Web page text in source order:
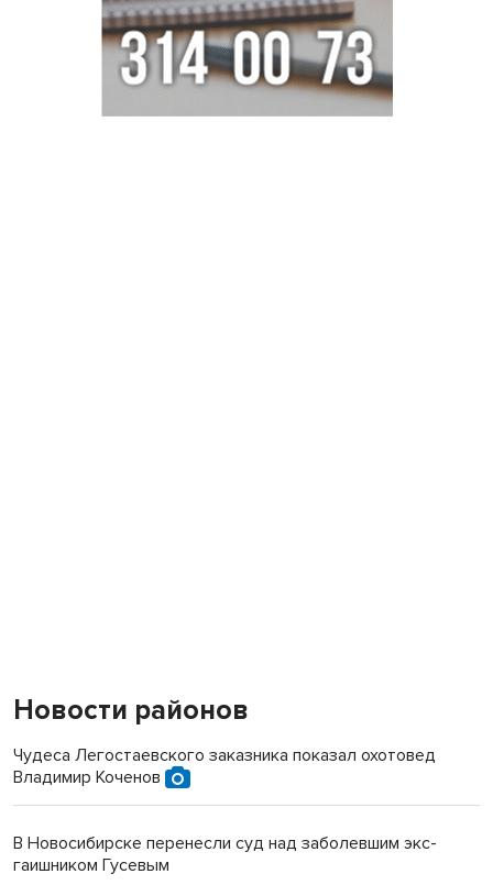
Новости районов
Чудеса Легостаевского заказника показал охотовед
Владимир Коченов
В Новосибирске перенесли суд над заболевшим экс-
гаишником Гусевым